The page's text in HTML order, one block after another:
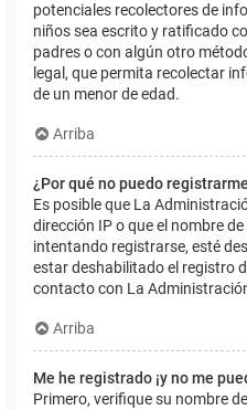
potenciales recolectores de
niños sea escrito y ratificado
padres o con algún otro
legal, que permita recolectar
de un menor de edad.
Arriba
¿Por qué no puedo
Es posible que La
dirección IP o que el nombre
intentando registrarse, esté
estar deshabilitado el registro
contacto con La
Arriba
Me he registrado ¡y no me
Primero, verifique su nombre